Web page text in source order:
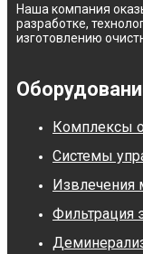
Наша компания
разработке,
изготовлению
Комплексы
Системы
Извлечения
Фильтрация